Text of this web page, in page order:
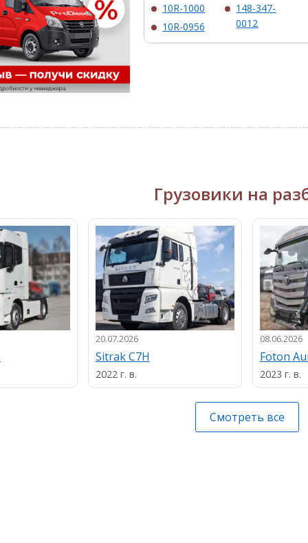
10R-1000
10R-0956
148-347-
0012
Грузовики на
20.07.2026
Sitrak C7H
2022 г. в.
08.06.2026
Foton
2023 г. в.
Смотреть все